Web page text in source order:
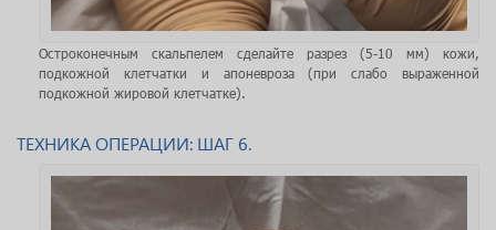
Остроконечным скальпелем сделайте разрез (5-10 мм) кожи,
подкожной клетчатки и апоневроза (при слабо выраженной
подкожной жировой клетчатке).
ТЕХНИКА ОПЕРАЦИИ: ШАГ 6.